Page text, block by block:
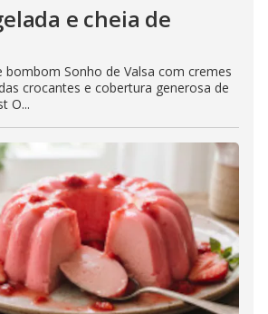
e cheia de
bombom Sonho de Valsa com cremes
crocantes e cobertura generosa de
O...